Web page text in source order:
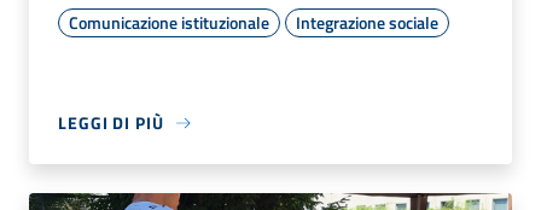
Comunicazione istituzionale Integrazione sociale
LEGGI DI PIÙ